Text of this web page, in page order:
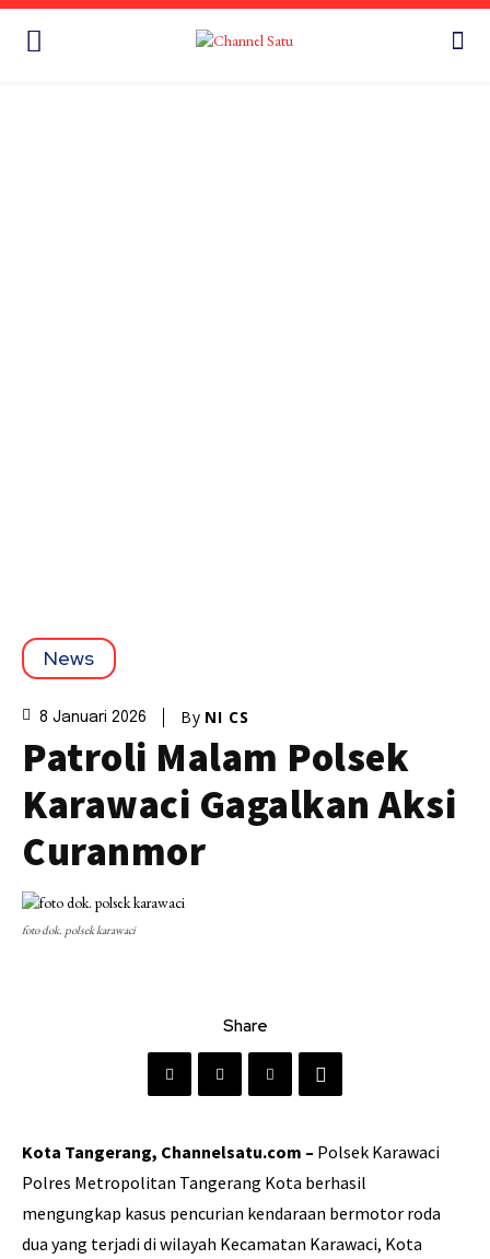
News
8 Januari 2026 By NI CS
Patroli Malam Polsek
Karawaci Gagalkan Aksi
Curanmor
foto dok. polsek karawaci
Share
Kota Tangerang, Channelsatu.com – Polsek Karawaci
Polres Metropolitan Tangerang Kota berhasil
mengungkap kasus pencurian kendaraan bermotor roda
dua yang terjadi di wilayah Kecamatan Karawaci, Kota